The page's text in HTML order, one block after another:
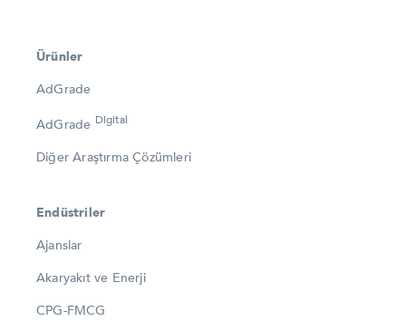
Ürünler
AdGrade
AdGrade Digital
Diğer Araştırma Çözümleri
Endüstriler
Ajanslar
Akaryakıt ve Enerji
CPG-FMCG